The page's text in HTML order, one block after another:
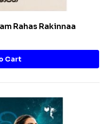
Rahas Rakinnaa
Cart